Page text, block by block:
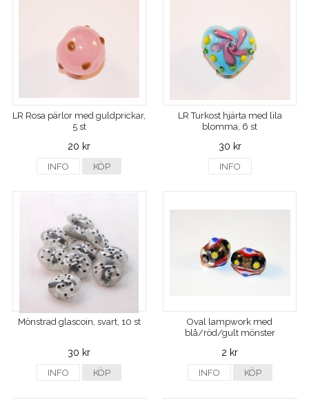
LR Rosa pärlor med guldprickar,
5 st
20 kr
INFO KÖP
LR Turkost hjärta med lila
blomma, 6 st
30 kr
INFO
Mönstrad glascoin, svart, 10 st
30 kr
INFO KÖP
Oval lampwork med
blå/röd/gult mönster
2 kr
INFO KÖP